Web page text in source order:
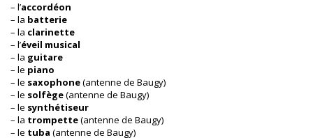
– l’accordéon
– la batterie
– la clarinette
– l’éveil musical
– la guitare
– le piano
– le saxophone(antenne de Baugy)
– le solfège(antenne de Baugy)
– le synthétiseur
– la trompette(antenne de Baugy)
– le tuba (antenne de Baugy)